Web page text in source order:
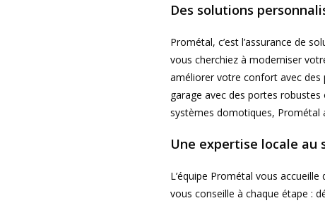
Des solutions
Prométal, c’est l’assurance de
vous cherchiez à moderniser
améliorer votre confort avec
garage avec des portes
systèmes domotiques, Prométal
Une expertise locale
L’équipe Prométal vous
vous conseille à chaque étape :